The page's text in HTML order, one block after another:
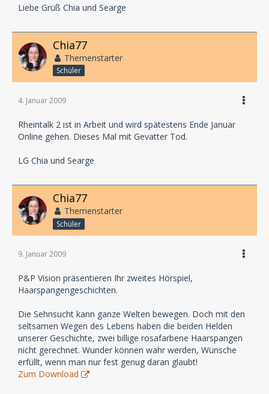
Liebe Grüß Chia und Searge
Chia77
Themenstarter
Schüler
4. Januar 2009
Rheintalk 2 ist in Arbeit und wird spätestens Ende Januar
Online gehen. Dieses Mal mit Gevatter Tod.
LG Chia und Searge
Chia77
Themenstarter
Schüler
9. Januar 2009
P&P Vision präsentieren Ihr zweites Hörspiel,
Haarspangengeschichten.
Die Sehnsucht kann ganze Welten bewegen. Doch mit den
seltsamen Wegen des Lebens haben die beiden Helden
unserer Geschichte, zwei billige rosafarbene Haarspangen
nicht gerechnet. Wunder können wahr werden, Wünsche
erfüllt, wenn man nur fest genug daran glaubt!
Zum Download